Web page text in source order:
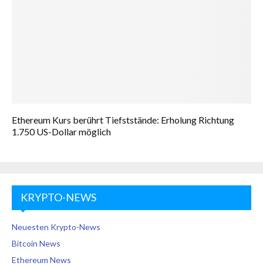
Ethereum Kurs berührt Tiefststände: Erholung Richtung
1.750 US-Dollar möglich
KRYPTO-NEWS
Neuesten Krypto-News
Bitcoin News
Ethereum News